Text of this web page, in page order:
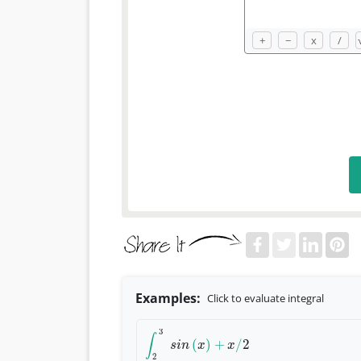
+ − x /
Examples: Click to evaluate integral
∫ 3
2
sin (x) + x/2
23sin(x)+ x/2